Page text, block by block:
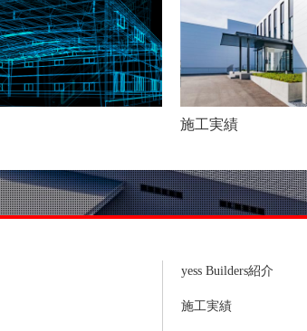
施工実績
yess Builders紹介
施工実績